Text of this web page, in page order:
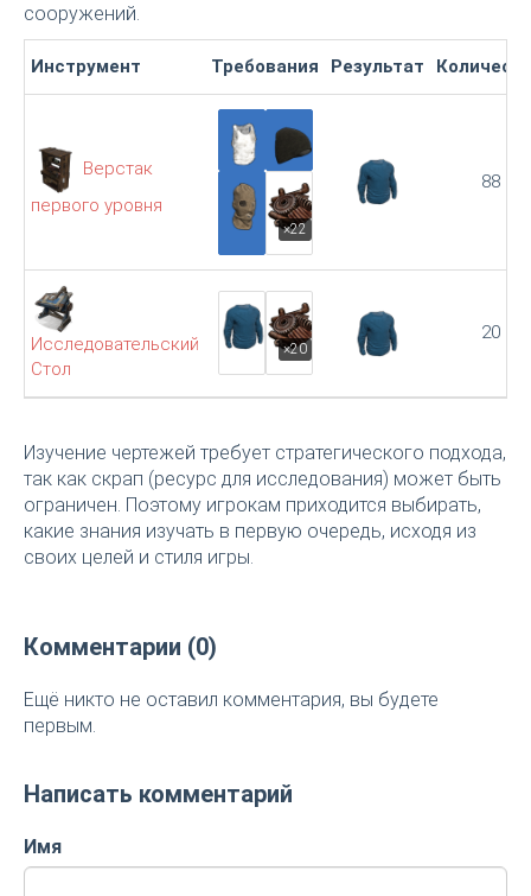
сооружений.
Инструмент Требования Результат
Верстак
первого уровня
×22
88
Исследовательский
Стол
×20
20
Изучение чертежей требует стратегического подхода,
так как скрап (ресурс для исследования) может быть
ограничен. Поэтому игрокам приходится выбирать,
какие знания изучать в первую очередь, исходя из
своих целей и стиля игры.
Комментарии (0)
Ещё никто не оставил комментария, вы будете
первым.
Написать комментарий
Имя